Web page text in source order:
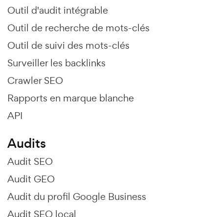
Outil d'audit intégrable
Outil de recherche de mots-clés
Outil de suivi des mots-clés
Surveiller les backlinks
Crawler SEO
Rapports en marque blanche
API
Audits
Audit SEO
Audit GEO
Audit du profil Google Business
Audit SEO local